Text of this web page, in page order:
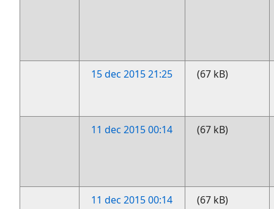
15 dec 2015 21:25 (67 kB)
11 dec 2015 00:14 (67 kB)
11 dec 2015 00:14 (67 kB)